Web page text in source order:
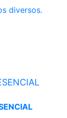
diversos.